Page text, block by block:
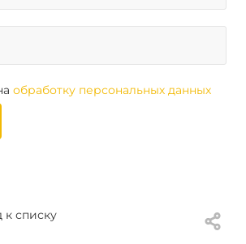
обработку персональных данных
к списку